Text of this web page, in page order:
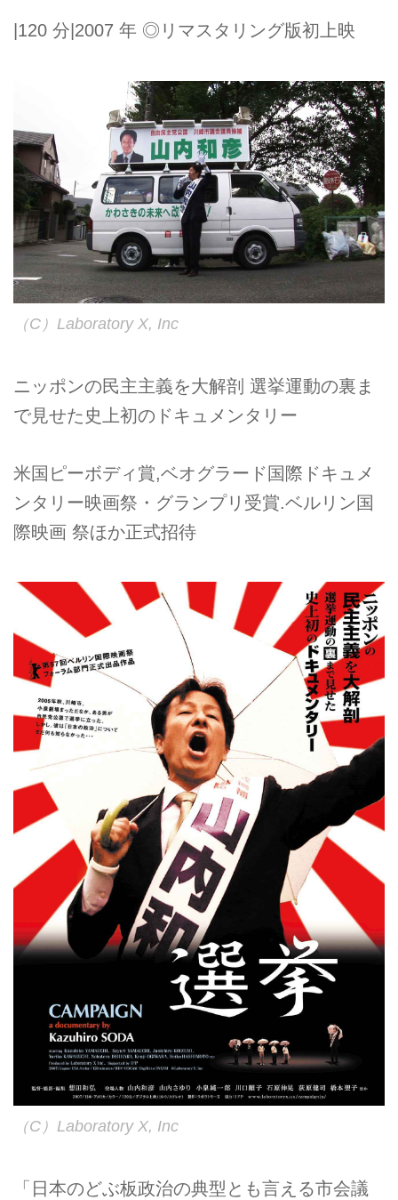
|120 分|2007 年 ◎リマスタリング版初上映
（C）Laboratory X, Inc
ニッポンの民主主義を大解剖 選挙運動の裏ま
で見せた史上初のドキュメンタリー
米国ピーボディ賞,ベオグラード国際ドキュメ
ンタリー映画祭・グランプリ受賞.ベルリン国
際映画 祭ほか正式招待
（C）Laboratory X, Inc
「日本のどぶ板政治の典型とも言える市会議